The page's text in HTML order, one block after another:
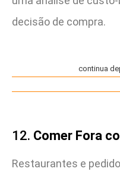
decisão de compra.
continua
12. Comer Fora
Restaurantes e